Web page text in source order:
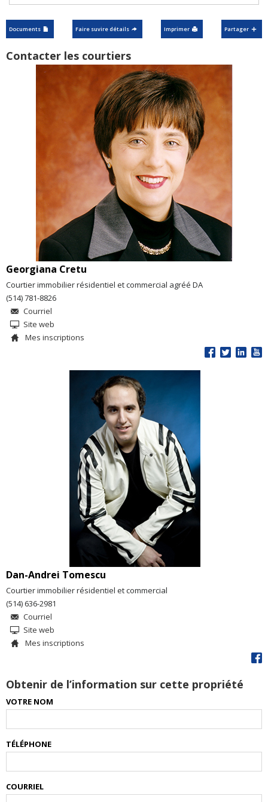
Documents Faire suvire détails Imprimer Partager
Contacter les courtiers
Georgiana Cretu
Courtier immobilier résidentiel et commercial agréé DA
(514) 781-8826
Courriel
Site web
Mes inscriptions
Dan-Andrei Tomescu
Courtier immobilier résidentiel et commercial
(514) 636-2981
Courriel
Site web
Mes inscriptions
Obtenir de l’information sur cette propriété
VOTRE NOM
TÉLÉPHONE
COURRIEL